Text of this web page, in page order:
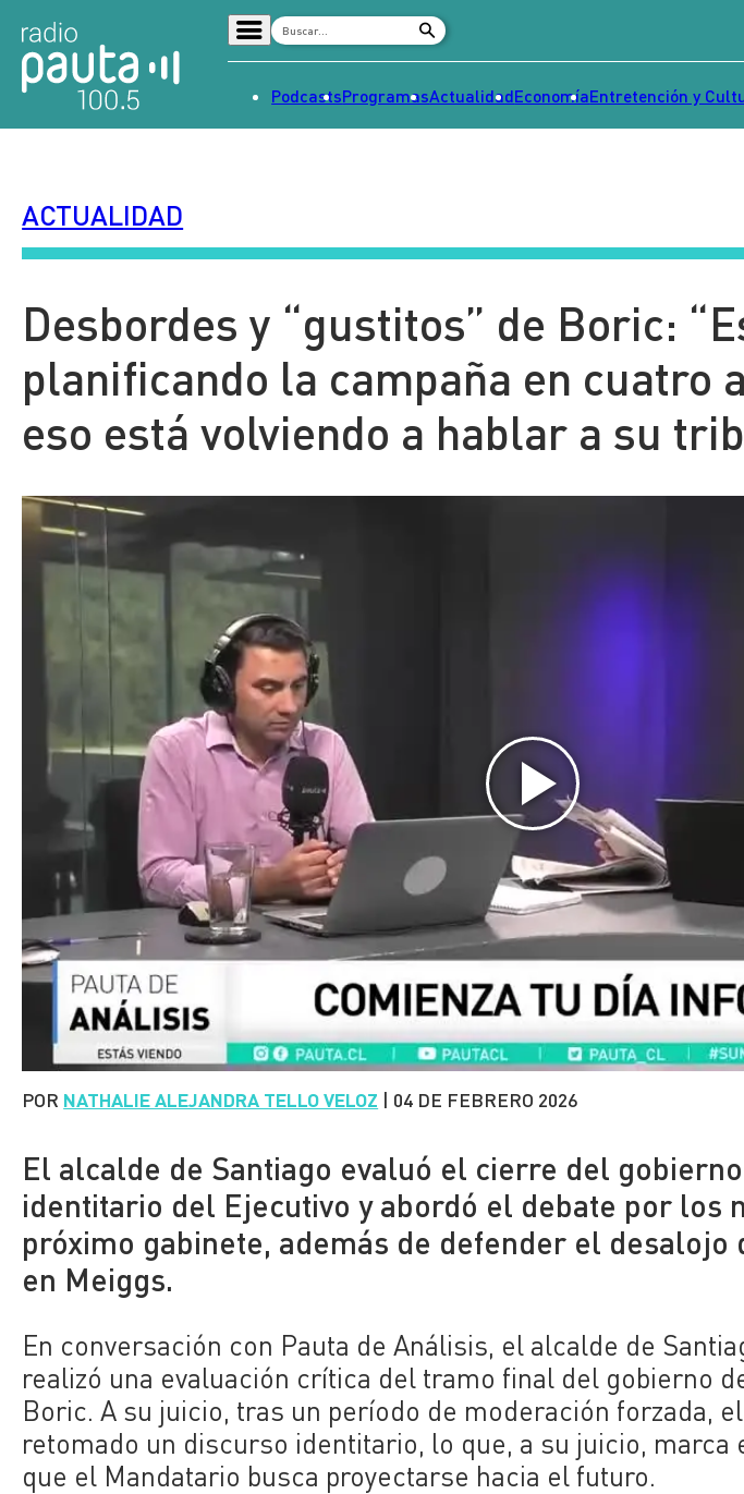
Señal 2
Tendencias
Dato en Pauta
Contenido Patrocinado
PodcastsProgramasActualidadEconomíaEntretención y
ACTUALIDAD
Desbordes y “gustitos” de Boric:
planificando la campaña en cuatro
eso está volviendo a hablar a su
POR NATHALIE ALEJANDRA TELLO VELOZ | 04 DE FEBRERO 2026
El alcalde de Santiago evaluó el cierre del
identitario del Ejecutivo y abordó el debate por los
próximo gabinete, además de defender el
en Meiggs.
En conversación con Pauta de Análisis, el alcalde de
realizó una evaluación crítica del tramo final del gobierno
Boric. A su juicio, tras un período de moderación forzada,
retomado un discurso identitario, lo que, a su juicio,
que el Mandatario busca proyectarse hacia el futuro.